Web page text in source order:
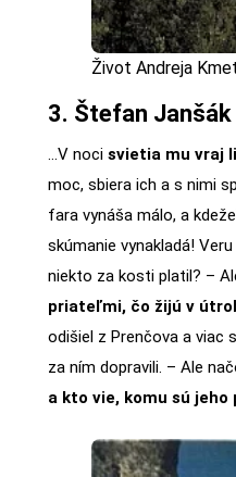
Život Andreja
3. Štefan
…V noci svietia mu vraj
moc, sbiera ich a s nimi
fara vynáša málo, a
skúmanie vynakladá!
niekto za kosti platil? –
priateľmi, čo žijú v
odišiel z Prenčova a viac
za ním dopravili. – Ale
a kto vie, komu sú jeho